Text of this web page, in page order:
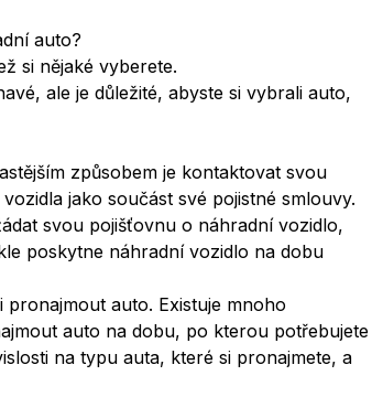
auto?
si nějaké vyberete.
ale je důležité, abyste si vybrali auto,
způsobem je kontaktovat svou
jako součást své pojistné smlouvy.
svou pojišťovnu o náhradní vozidlo,
poskytne náhradní vozidlo na dobu
pronajmout auto. Existuje mnoho
auto na dobu, po kterou potřebujete
na typu auta, které si pronajmete, a